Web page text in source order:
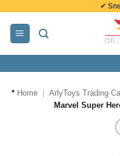
inhoud
✔
* Home ArlyToys Trading
Marvel Super